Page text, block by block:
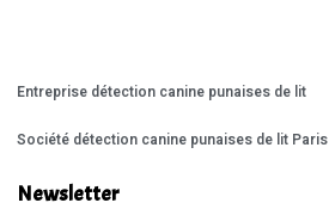
Entreprise détection canine punaises de lit
Société détection canine punaises de lit Paris
Newsletter